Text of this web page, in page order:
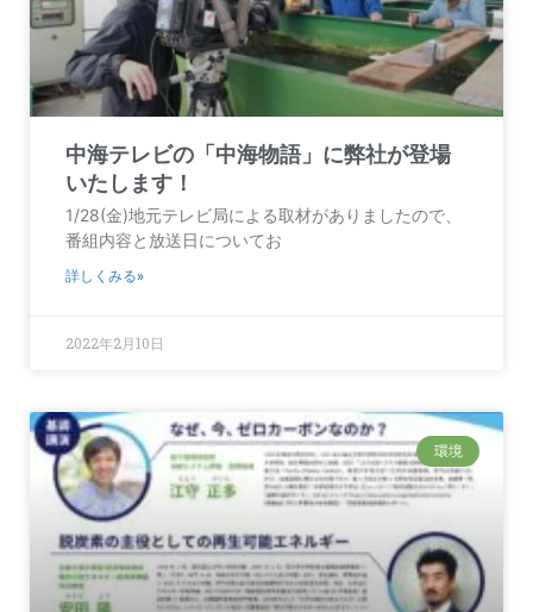
中海テレビの「中海物語」に弊社が登場
いたします！
1/28(金)地元テレビ局による取材がありましたので、
番組内容と放送日についてお
詳しくみる»
2022年2月10日
環境